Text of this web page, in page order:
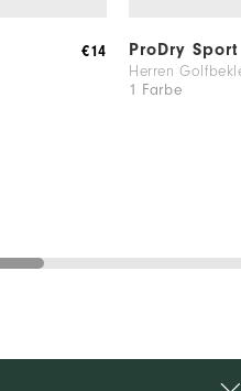
€14 ProDry Sport
Herren
1 Farbe